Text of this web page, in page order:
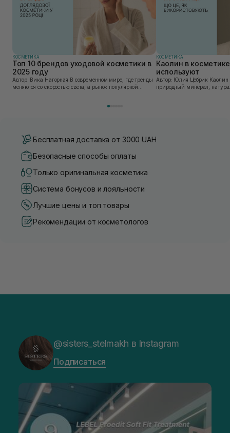
КОСМЕТИКА
Топ 10 брендов уходовой косметики в
2025 году
Автор: Вика Нагорная В современном мире, где тренды
меняются со скоростью света, а рынок популярной
КОСМЕТИКА
Каолин в
используют
Автор: Юлия Цебрик Каолин в косметологии – это
природный минерал,
Бесплатная доставка от 3000 UAH
Безопасные способы оплаты
Только оригинальная косметика
Система бонусов и лояльности
Лучшие цены и топ товары
Рекомендации от косметологов
@sisters_stelmakh в Instagram
Подписаться